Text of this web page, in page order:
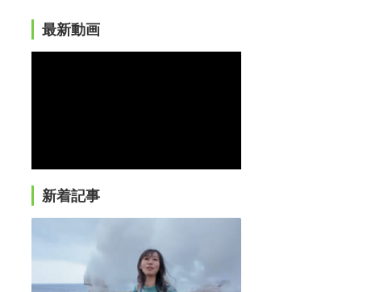
最新動画
新着記事